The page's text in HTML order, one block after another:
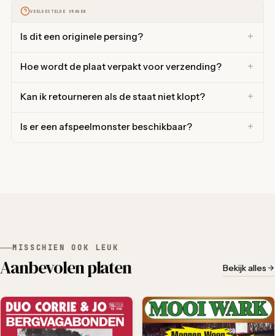
VEELGESTELDE VRAGEN
Is dit een originele persing?
Hoe wordt de plaat verpakt voor verzending?
Kan ik retourneren als de staat niet klopt?
Is er een afspeelmonster beschikbaar?
MISSCHIEN OOK LEUK
Aanbevolen platen Bekijk alles